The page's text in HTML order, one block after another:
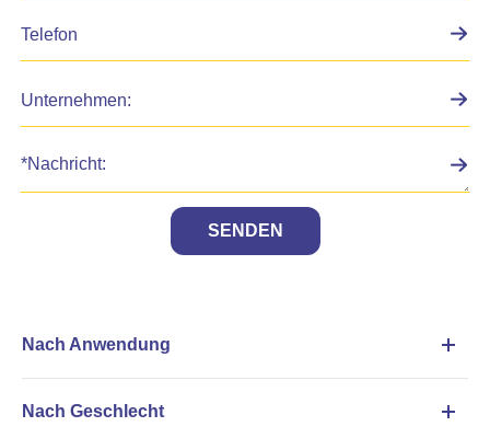
SENDEN
Nach Anwendung
Nach Geschlecht